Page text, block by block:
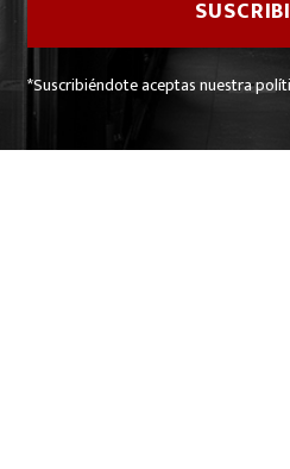
*Suscribiéndote aceptas nuestra